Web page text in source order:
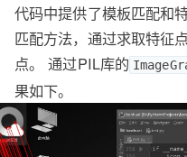
代码中提供了模板匹配和
匹配方法，通过求取特征
点。 通过PIL库的
果如下。